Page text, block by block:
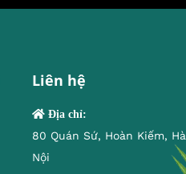
Liên hệ
Địa chỉ:
80 Quán Sứ, Hoàn Kiếm, Hà
Nội